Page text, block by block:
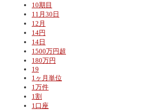
10期目
11月30日
12月
14円
14日
1500万円超
180万円
19
1ヶ月単位
1万件
1割
1口座